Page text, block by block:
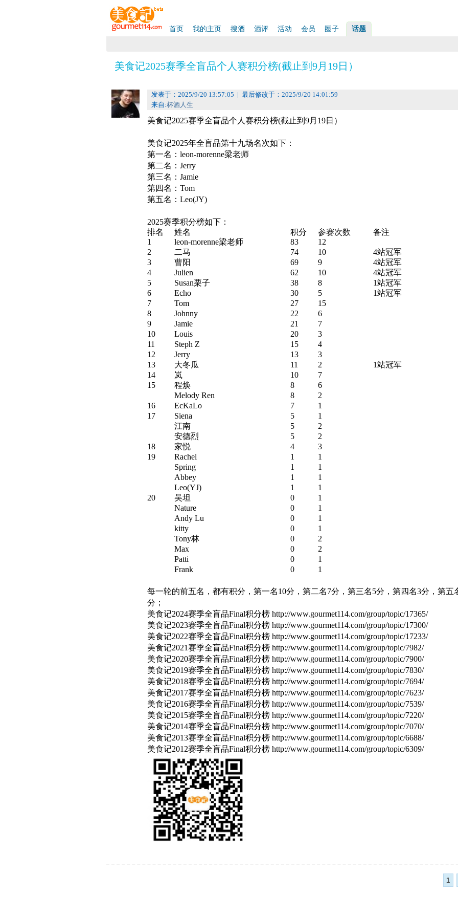
首页 我的主页 搜酒 酒评 活动 会员 圈子 话题
美食记2025赛季全盲品个人赛积分榜(截止到9月19日）
发表于：2025/9/20 13:57:05 | 最后修改于：2025/9/20 14:01:59
来自:杯酒人生
美食记2025赛季全盲品个人赛积分榜(截止到9月19日）
美食记2025年全盲品第十九场名次如下：
第一名： leon-morenne梁老师
第二名：Jerry
第三名：Jamie
第四名：Tom
第五名：Leo(JY)
2025赛季积分榜如下：
排名
姓名 积分 参赛次数
备注
1
leon-morenne梁老师 83
12
2
二马 74 10
4站冠军
3
曹阳 69 9
4站冠军
4
Julien 62 10
4站冠军
5
Susan栗子 38 8
1站冠军
6
Echo 30 5
1站冠军
7
Tom 27
15
8
Johnny 22
6
9
Jamie 21
7
10
Louis 20
3
11
Steph Z 15
4
12
Jerry 13
3
13
大冬瓜 11 2
1站冠军
14
岚 10
7
15
程焕 8
6
Melody Ren
8
2
16
EcKaLo 7
1
17
Siena 5
1
江南
5
2
安德烈
5
2
18
家悦 4
3
19
Rachel 1
1
Spring
1
1
Abbey
1
1
Leo(YJ)
1
1
20
吴坦 0
1
Nature
0
1
Andy Lu
0
1
kitty
0
1
Tony林
0
2
Max
0
2
Patti
0
1
Frank
0 1
每一轮的前五名，都有积分，第一名10分，第二名7分，第三名5分，第四名3分，第五
分；
美食记2024赛季全盲品Final积分榜 http://www.gourmet114.com/group/topic/17365/
美食记2023赛季全盲品Final积分榜 http://www.gourmet114.com/group/topic/17300/
美食记2022赛季全盲品Final积分榜 http://www.gourmet114.com/group/topic/17233/
美食记2021赛季全盲品Final积分榜 http://www.gourmet114.com/group/topic/7982/
美食记2020赛季全盲品Final积分榜 http://www.gourmet114.com/group/topic/7900/
美食记2019赛季全盲品Final积分榜 http://www.gourmet114.com/group/topic/7830/
美食记2018赛季全盲品Final积分榜 http://www.gourmet114.com/group/topic/7694/
美食记2017赛季全盲品Final积分榜 http://www.gourmet114.com/group/topic/7623/
美食记2016赛季全盲品Final积分榜 http://www.gourmet114.com/group/topic/7539/
美食记2015赛季全盲品Final积分榜 http://www.gourmet114.com/group/topic/7220/
美食记2014赛季全盲品Final积分榜 http://www.gourmet114.com/group/topic/7070/
美食记2013赛季全盲品Final积分榜 http://www.gourmet114.com/group/topic/6688/
美食记2012赛季全盲品Final积分榜 http://www.gourmet114.com/group/topic/6309/
1